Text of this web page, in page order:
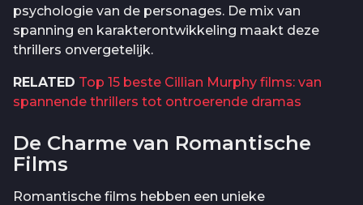
psychologie van de personages. De mix van
spanning en karakterontwikkeling maakt deze
thrillers onvergetelijk.
RELATED Top 15 beste Cillian Murphy films: van
spannende thrillers tot ontroerende dramas
De Charme van Romantische
Films
Romantische films hebben een unieke